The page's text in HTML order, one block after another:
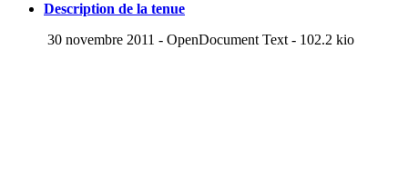
Description de la tenue
30 novembre 2011 - OpenDocument Text - 102.2 kio